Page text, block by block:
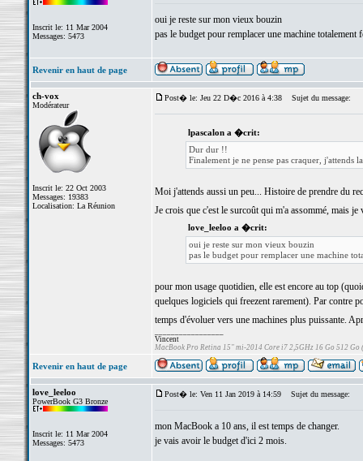
Inscrit le: 11 Mar 2004
Messages: 5473
oui je reste sur mon vieux bouzin
pas le budget pour remplacer une machine totalement
Revenir en haut de page
ch-vox
Modérateur
Inscrit le: 22 Oct 2003
Messages: 19383
Localisation: La Réunion
Post� le: Jeu 22 D�c 2016 à 4:38 Sujet du message:
lpascalon a �crit:
Dur dur !!
Finalement je ne pense pas craquer, j'attends
Moi j'attends aussi un peu... Histoire de prendre du
Je crois que c'est le surcoût qui m'a assommé, mais
love_leeloo a �crit:
oui je reste sur mon vieux bouzin
pas le budget pour remplacer une machine
pour mon usage quotidien, elle est encore au top
quelques logiciels qui freezent rarement). Par contre
temps d'évoluer vers une machines plus puissante.
Vincent
MacBook Pro Retina 15" mi-2014 Core i7 2,5GHz 16 Go 512 Go
Revenir en haut de page
love_leeloo
PowerBook G3 Bronze
Inscrit le: 11 Mar 2004
Messages: 5473
Post� le: Ven 11 Jan 2019 à 14:59 Sujet du message:
mon MacBook a 10 ans, il est temps de changer.
je vais avoir le budget d'ici 2 mois.